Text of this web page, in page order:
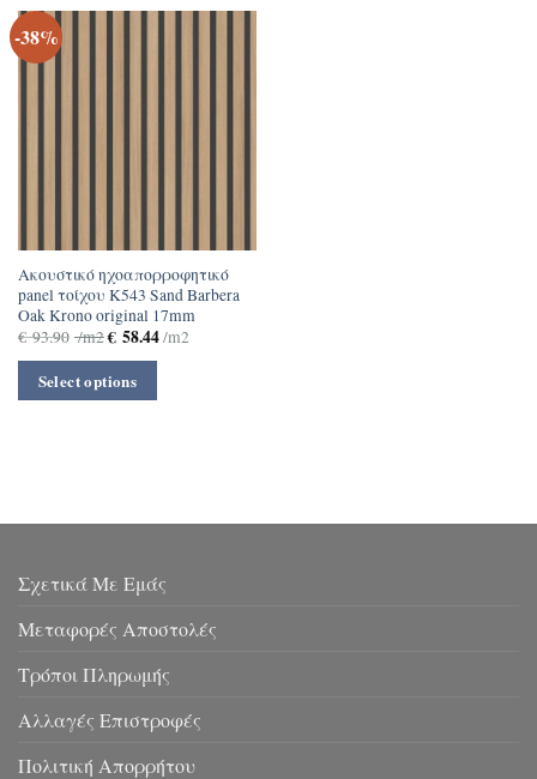
-38%
Ακουστικό ηχοαπορροφητικό
panel τοίχου Κ543 Sand Barbera
Oak Krono original 17mm
€93.90 /m2€58.44/m2
Select options
Σχετικά Με Εμάς
Μεταφορές Αποστολές
Τρόποι Πληρωμής
Αλλαγές Επιστροφές
Πολιτική Απορρήτου